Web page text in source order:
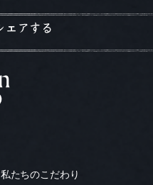
私たちのこだわり